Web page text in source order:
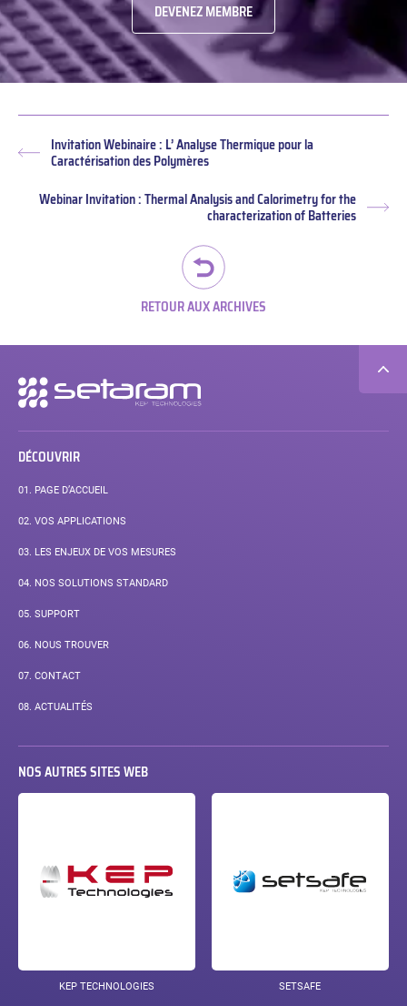
DEVENEZ MEMBRE
Article
Invitation Webinaire : L’ Analyse Thermique pour la
Caractérisation des Polymères
Webinar Invitation : Thermal Analysis and Calorimetry for the
characterization of Batteries
RETOUR AUX ARCHIVES
Navigation
secondaire
DÉCOUVRIR
01. PAGE D’ACCUEIL
02. VOS APPLICATIONS
03. LES ENJEUX DE VOS MESURES
04. NOS SOLUTIONS STANDARD
05. SUPPORT
06. NOUS TROUVER
07. CONTACT
08. ACTUALITÉS
NOS AUTRES SITES WEB
KEP TECHNOLOGIES SETSAFE